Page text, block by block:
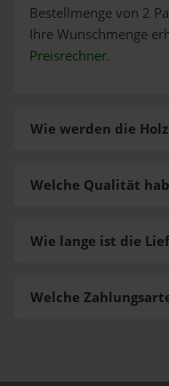
Bestellmenge von 2
Ihre Wunschmenge
Preisrechner.
Wie werden die
Welche
Welche Qualität
Wie lange ist die